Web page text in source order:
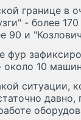
границе в
- более
90 и
фур
около 10
ситуации,
давно,